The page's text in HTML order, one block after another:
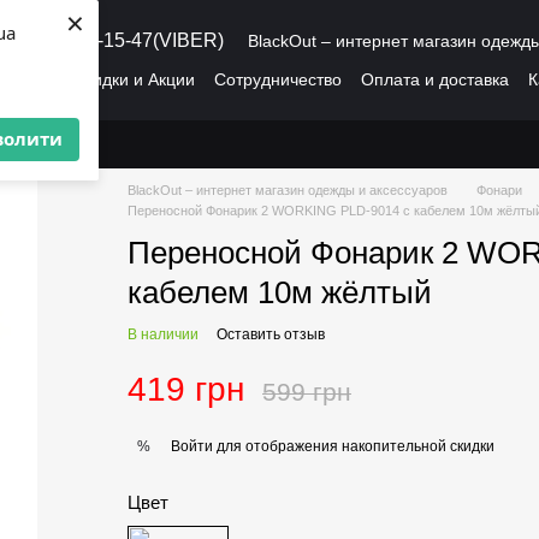
×
(095) 486-15-47(VIBER)
BlackOut – интернет магазин
Скидки и Акции Сотрудничество Оплата и доставка
BlackOut – интернет магазин одежды и аксессуаров
Фонари
Переносной Фонарик 2 WORKING PLD-9014 с кабелем 10м
Переносной Фонарик 2
кабелем 10м жёлтый
В наличии Оставить отзыв
419 грн 599 грн
% Войти для отображения накопительной скидки
Цвет